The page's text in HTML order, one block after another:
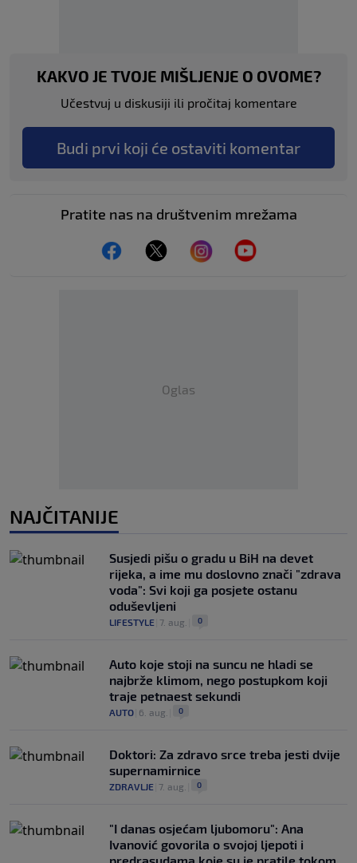
KAKVO JE TVOJE MIŠLJENJE O OVOME?
Učestvuj u diskusiji ili pročitaj komentare
Budi prvi koji će ostaviti komentar
Pratite nas na društvenim mrežama
Oglas
NAJČITANIJE
Susjedi pišu o gradu u BiH na devet
rijeka, a ime mu doslovno znači "zdrava
voda": Svi koji ga posjete ostanu
oduševljeni
LIFESTYLE 7. aug. 0
Auto koje stoji na suncu ne hladi se
najbrže klimom, nego postupkom koji
traje petnaest sekundi
AUTO 6. aug. 0
Doktori: Za zdravo srce treba jesti dvije
supernamirnice
ZDRAVLJE 7. aug. 0
"I danas osjećam ljubomoru": Ana
Ivanović govorila o svojoj ljepoti i